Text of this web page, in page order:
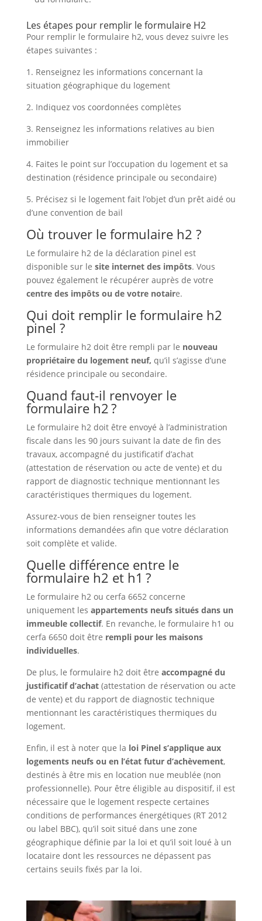
Les étapes pour remplir le formulaire H2
Pour remplir le formulaire h2, vous devez suivre les
étapes suivantes :
1. Renseignez les informations concernant la
situation géographique du logement
2. Indiquez vos coordonnées complètes
3. Renseignez les informations relatives au bien
immobilier
4. Faites le point sur l’occupation du logement et sa
destination (résidence principale ou secondaire)
5. Précisez si le logement fait l’objet d’un prêt aidé ou
d’une convention de bail
Où trouver le formulaire h2 ?
Le formulaire h2 de la déclaration pinel est
disponible sur le site internet des impôts. Vous
pouvez également le récupérer auprès de votre
centre des impôts ou de votre notaire.
Qui doit remplir le formulaire h2
pinel ?
Le formulaire h2 doit être rempli par le nouveau
propriétaire du logement neuf, qu’il s’agisse d’une
résidence principale ou secondaire.
Quand faut-il renvoyer le
formulaire h2 ?
Le formulaire h2 doit être envoyé à l’administration
fiscale dans les 90 jours suivant la date de fin des
travaux, accompagné du justificatif d’achat
(attestation de réservation ou acte de vente) et du
rapport de diagnostic technique mentionnant les
caractéristiques thermiques du logement.
Assurez-vous de bien renseigner toutes les
informations demandées afin que votre déclaration
soit complète et valide.
Quelle différence entre le
formulaire h2 et h1 ?
Le formulaire h2 ou cerfa 6652 concerne
uniquement les appartements neufs situés dans un
immeuble collectif. En revanche, le formulaire h1 ou
cerfa 6650 doit être rempli pour les maisons
individuelles.
De plus, le formulaire h2 doit être accompagné du
justificatif d’achat(attestation de réservation ou acte
de vente) et du rapport de diagnostic technique
mentionnant les caractéristiques thermiques du
logement.
Enfin, il est à noter que la loi Pinel s’applique aux
logements neufs ou en l’état futur d’achèvement,
destinés à être mis en location nue meublée (non
professionnelle). Pour être éligible au dispositif, il est
nécessaire que le logement respecte certaines
conditions de performances énergétiques (RT 2012
ou label BBC), qu’il soit situé dans une zone
géographique définie par la loi et qu’il soit loué à un
locataire dont les ressources ne dépassent pas
certains seuils fixés par la loi.